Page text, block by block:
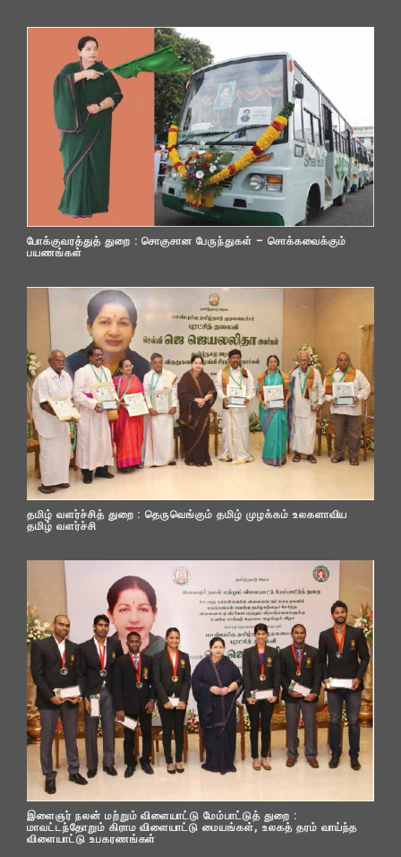
போக்குவரத்துத் துறை : சொகுசான பேருந்துகள் – சொக்கவைக்கும்
பயணங்கள்
தமிழ் வளர்ச்சித் துறை : தெருவெங்கும் தமிழ் முழக்கம் உலகளாவிய
தமிழ் வளர்ச்சி
இளைஞர் நலன் மற்றும் விளையாட்டு மேம்பாட்டுத் துறை :
மாவட்டந்தோறும் கிராம விளையாட்டு மையங்கள், உலகத் தரம் வாய்ந்த
விளையாட்டு உபகரணங்கள்